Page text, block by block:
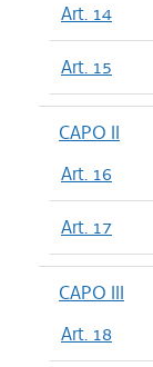
Art. 14
Art. 15
CAPO II
Art. 16
Art. 17
CAPO III
Art. 18